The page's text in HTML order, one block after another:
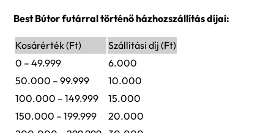
Best Bútor futárral történő házhozszállítás díjai:
Kosárérték (Ft)
Szállítási díj (Ft)
0 – 49.999
6.000
50.000 – 99.999
10.000
100.000 – 149.999
15.000
150.000 – 199.999
20.000